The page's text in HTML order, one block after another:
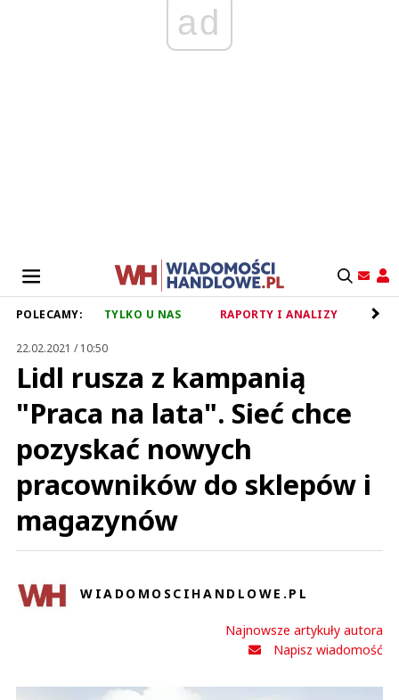
ad
POLECAMY: TYLKO U NAS RAPORTY I ANALIZY
22.02.2021 / 10:50
Lidl rusza z kampanią
"Praca na lata". Sieć chce
pozyskać nowych
pracowników do sklepów i
magazynów
WIADOMOSCIHANDLOWE.PL
Najnowsze artykuły autora
Napisz wiadomość